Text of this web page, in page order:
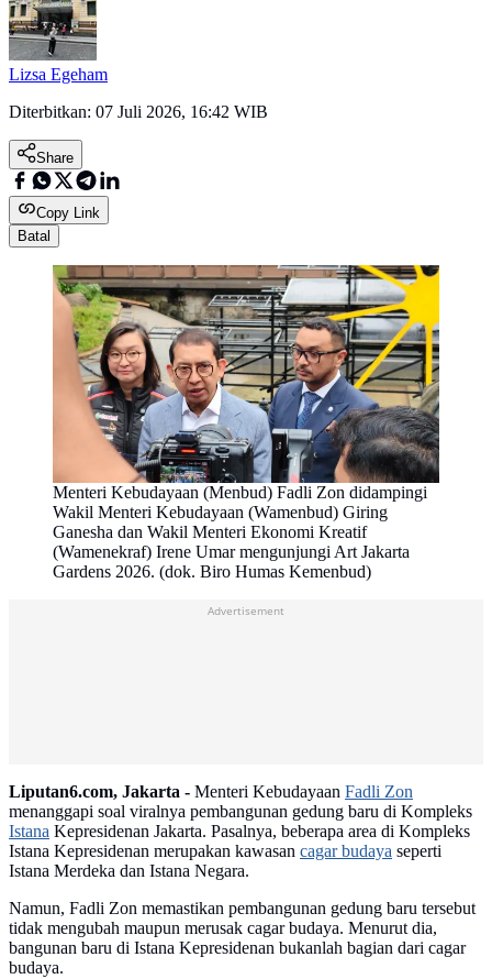
Lizsa Egeham
Diterbitkan: 07 Juli 2026, 16:42 WIB
Share
Copy Link
Batal
Menteri Kebudayaan (Menbud) Fadli Zon didampingi
Wakil Menteri Kebudayaan (Wamenbud) Giring
Ganesha dan Wakil Menteri Ekonomi Kreatif
(Wamenekraf) Irene Umar mengunjungi Art Jakarta
Gardens 2026. (dok. Biro Humas Kemenbud)
Advertisement
Liputan6.com, Jakarta - Menteri Kebudayaan Fadli Zon
menanggapi soal viralnya pembangunan gedung baru di Kompleks
Istana Kepresidenan Jakarta. Pasalnya, beberapa area di Kompleks
Istana Kepresidenan merupakan kawasan cagar budaya seperti
Istana Merdeka dan Istana Negara.
Namun, Fadli Zon memastikan pembangunan gedung baru tersebut
tidak mengubah maupun merusak cagar budaya. Menurut dia,
bangunan baru di Istana Kepresidenan bukanlah bagian dari cagar
budaya.